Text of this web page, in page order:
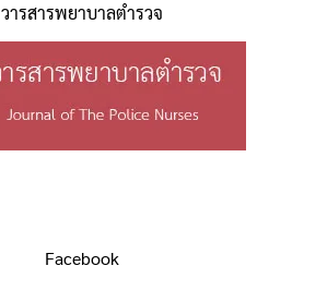
วารสารพยาบาลตำรวจ
Facebook